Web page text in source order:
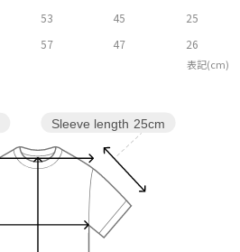
53 45
25
57 47 26
表記(cm)
Sleeve length 25cm